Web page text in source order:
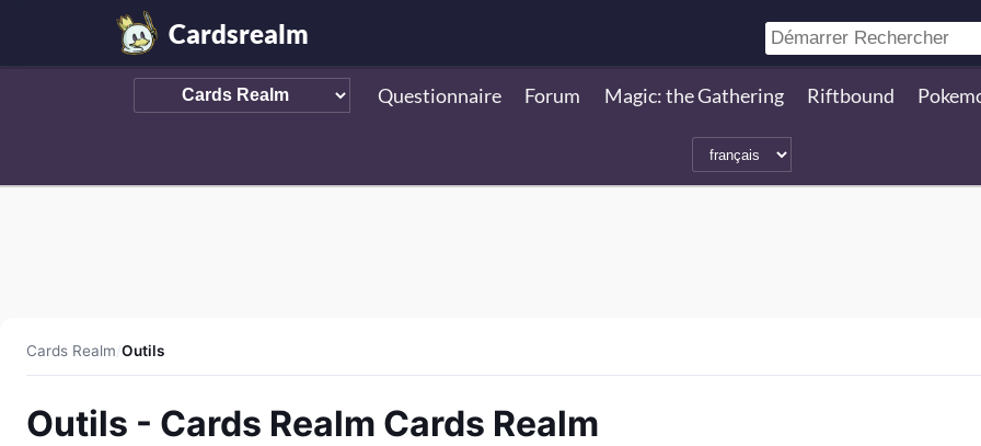
Cardsrealm
Questionnaire Forum Magic: the Gathering Riftbound
Cards Realm/Outils
Outils - Cards Realm Cards Realm